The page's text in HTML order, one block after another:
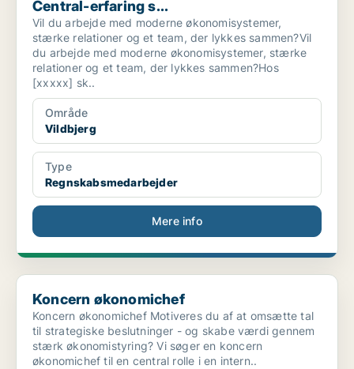
Central-erfaring s...
Vil du arbejde med moderne økonomisystemer,
stærke relationer og et team, der lykkes sammen?Vil
du arbejde med moderne økonomisystemer, stærke
relationer og et team, der lykkes sammen?Hos
[xxxxx] sk..
Område
Vildbjerg
Type
Regnskabsmedarbejder
Mere info
Koncern økonomichef
Koncern økonomichef
Koncern økonomichef Motiveres du af at omsætte tal
til strategiske beslutninger - og skabe værdi gennem
stærk økonomistyring? Vi søger en koncern
økonomichef til en central rolle i en intern..